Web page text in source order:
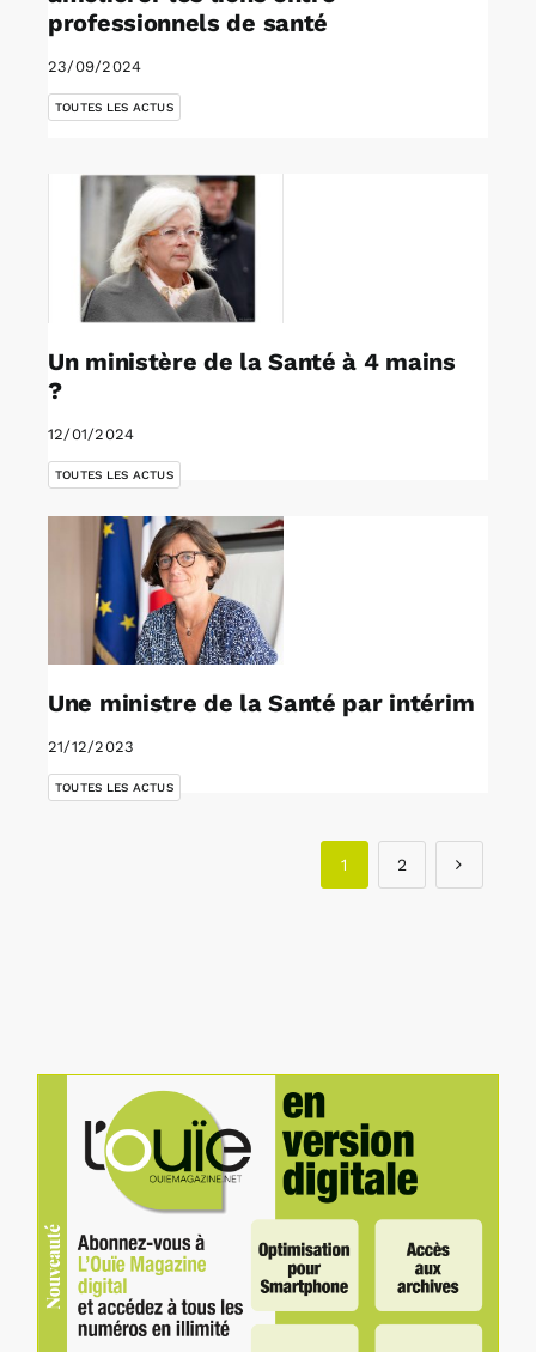
professionnels de santé
23/09/2024
TOUTES LES ACTUS
Un ministère de la Santé à 4 mains
?
12/01/2024
TOUTES LES ACTUS
Une ministre de la Santé par intérim
21/12/2023
TOUTES LES ACTUS
1 2